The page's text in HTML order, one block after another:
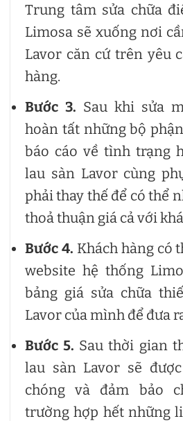
Trung tâm sửa chữa
Limosa sẽ xuống nơi
Lavor căn cứ trên yêu
hàng.
Bước 3. Sau khi sửa
hoàn tất những bộ
báo cáo về tình trạng
lau sàn Lavor cùng
phải thay thế để có thể
thoả thuận giá cả với
Bước 4. Khách hàng có
website hệ thống
bảng giá sửa chữa
Lavor của mình để đưa
Bước 5. Sau thời gian
lau sàn Lavor sẽ
chóng và đảm bảo
trường hợp hết những